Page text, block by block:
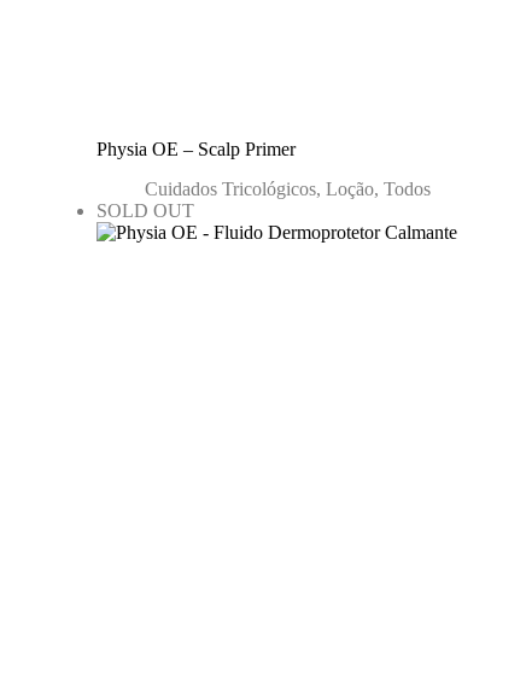
Physia OE – Scalp Primer
Cuidados Tricológicos, Loção, Todos
SOLD OUT